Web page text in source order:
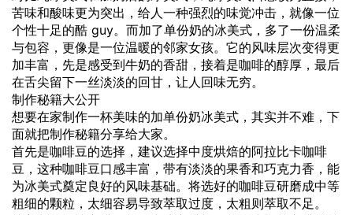
苦味和酸味更为突出，给人一种强烈的味觉冲击，就像一位
个性十足的酷 guy。而加了单份奶的冰美式，多了一份温柔
与包容，更像是一位温暖的邻家女孩。它的风味层次变得更
加丰富，先是感受到牛奶的香甜，接着是咖啡的醇厚，最后
在舌尖留下一丝淡淡的回甘，让人回味无穷。
制作秘籍大公开
想要在家制作一杯美味的加单份奶冰美式，其实并不难，下
面就把制作秘籍分享给大家。
首先是咖啡豆的选择，建议选择中度烘焙的阿拉比卡咖啡
豆，这种咖啡豆口感丰富，带有淡淡的果香和巧克力香，能
为冰美式奠定良好的风味基础。将选好的咖啡豆研磨成中等
粗细的颗粒，太细容易导致萃取过度，太粗则萃取不足。